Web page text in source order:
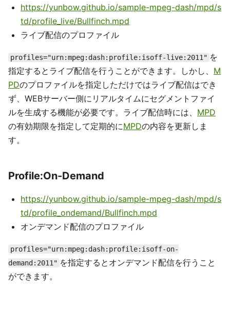
https://yunbow.github.io/sample-mpeg-dash/mpd/s
td/profile_live/Bullfinch.mpd
ライブ配信のプロファイル
profiles="urn:mpeg:dash:profile:isoff-live:2011" を
指定するとライブ配信を行うことができます。しかし、 M
PDのプロファイルを指定しただけではライブ配信はでき
ず、WEBサーバー側にリアルタイムにセグメントファイ
ルを生成する機能が必要です。ライブ配信時には、 MPD
の有効期限を指定して定期的にMPDの内容を更新しま
す。
Profile:On-Demand
https://yunbow.github.io/sample-mpeg-dash/mpd/s
td/profile_ondemand/Bullfinch.mpd
オンデマンド配信のプロファイル
profiles="urn:mpeg:dash:profile:isoff-on-
demand:2011" を指定するとオンデマンド配信を行うこと
ができます。